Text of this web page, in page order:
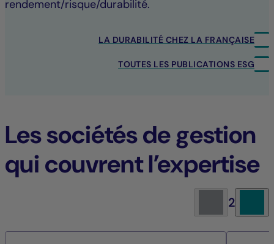
rendement/risque/durabilité.
LA DURABILITÉ CHEZ LA FRANÇAISE
TOUTES LES PUBLICATIONS ESG
Les sociétés de gestion
qui couvrent l’expertise
2